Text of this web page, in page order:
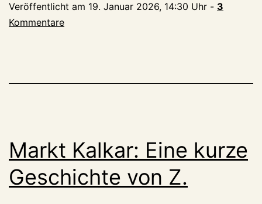
Staatsanwaltschaft:
Ruhestand,
von
Wuppertal
Veröffentlicht am 19. Januar 2026, 14:30 Uhr - 3
Kommentare
Markt Kalkar: Eine kurze
Geschichte von Z.